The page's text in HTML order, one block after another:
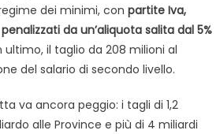
regime dei minimi, con partite Iva,
da un’aliquota salita dal 5%
il taglio da 208 milioni al
del salario di secondo livello.
va ancora peggio: i tagli di 1,2
alle Province e più di 4 miliardi